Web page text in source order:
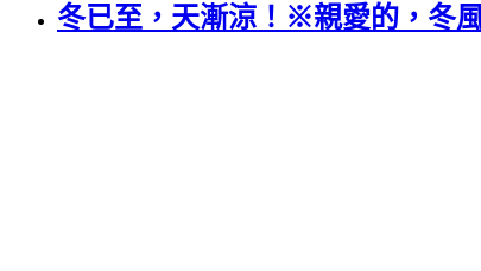
冬已至，天漸涼！※親愛的，